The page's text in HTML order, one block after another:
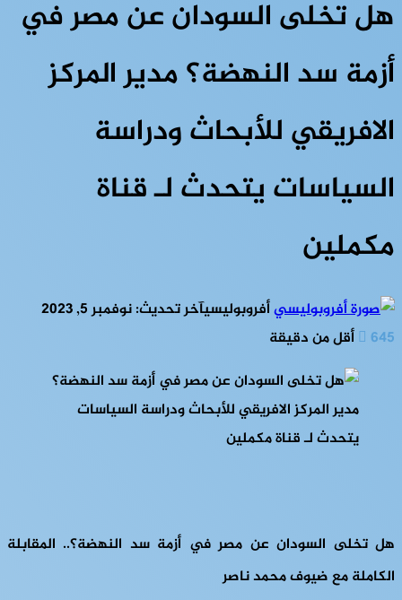
هل تخلى السودان عن مصر في
أزمة سد النهضة؟ مدير المركز
الافريقي للأبحاث ودراسة
السياسات يتحدث لـ قناة
مكملين
أفروبوليسيآخر تحديث: نوفمبر 5, 2023
645
أقل من دقيقة
هل تخلى السودان عن مصر في أزمة سد النهضة؟.. المقابلة
الكاملة مع ضيوف محمد ناصر